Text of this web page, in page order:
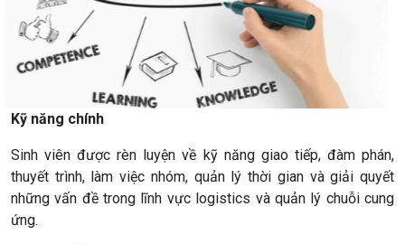
Kỹ năng chính
Sinh viên được rèn luyện về kỹ năng giao tiếp, đàm phán,
thuyết trình, làm việc nhóm, quản lý thời gian và giải quyết
những vấn đề trong lĩnh vực logistics và quản lý chuỗi cung
ứng.